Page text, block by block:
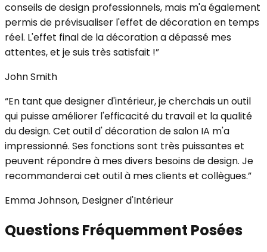
conseils de design professionnels, mais m'a également
permis de prévisualiser l'effet de décoration en temps
réel. L'effet final de la décoration a dépassé mes
attentes, et je suis très satisfait !”
John Smith
“En tant que designer d'intérieur, je cherchais un outil
qui puisse améliorer l'efficacité du travail et la qualité
du design. Cet outil d' décoration de salon IA m'a
impressionné. Ses fonctions sont très puissantes et
peuvent répondre à mes divers besoins de design. Je
recommanderai cet outil à mes clients et collègues.”
Emma Johnson, Designer d'Intérieur
Questions Fréquemment Posées